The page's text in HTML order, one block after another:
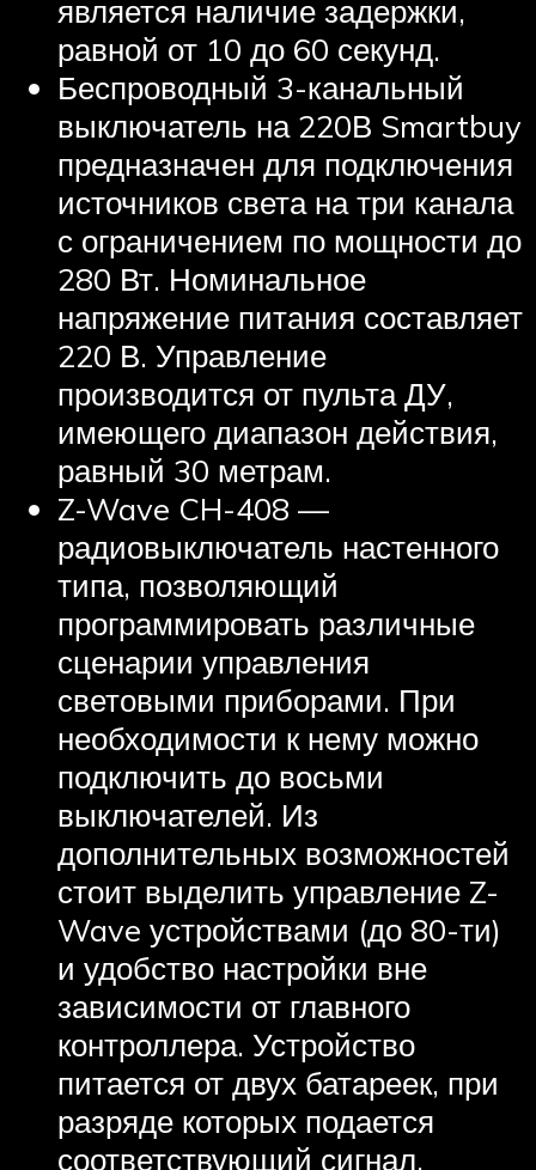
является наличие задержки,
равной от 10 до 60 секунд.
Беспроводный 3-канальный
выключатель на 220В Smartbuy
предназначен для подключения
источников света на три канала
с ограничением по мощности до
280 Вт. Номинальное
напряжение питания составляет
220 В. Управление
производится от пульта ДУ,
имеющего диапазон действия,
равный 30 метрам.
Z-Wave CH-408 —
радиовыключатель настенного
типа, позволяющий
программировать различные
сценарии управления
световыми приборами. При
необходимости к нему можно
подключить до восьми
выключателей. Из
дополнительных возможностей
стоит выделить управление Z-
Wave устройствами (до 80-ти)
и удобство настройки вне
зависимости от главного
контроллера. Устройство
питается от двух батареек, при
разряде которых подается
соответствующий сигнал.